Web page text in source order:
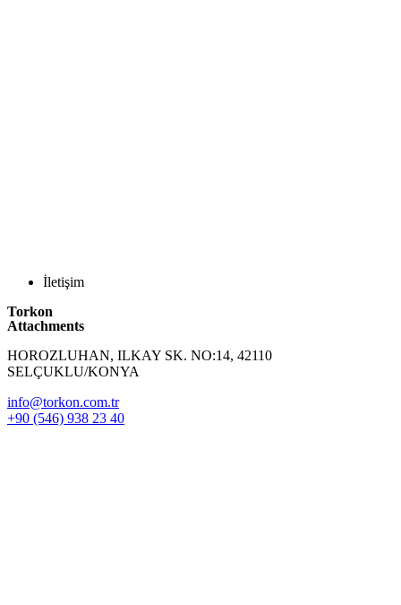
İletişim
Torkon
Attachments
HOROZLUHAN, ILKAY SK. NO:14, 42110
SELÇUKLU/KONYA
info@torkon.com.tr
+90 (546) 938 23 40